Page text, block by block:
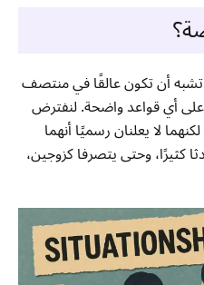
تشبه أن تكون عالقًا في منتصف
على أي قواعد واضحة. لنفترض
لا يعلنان رسميًا أنهما
كثيرًا، وحتى يتصرفا كزوجين،